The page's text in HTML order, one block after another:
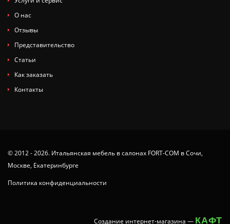
О нас
Отзывы
Представительство
Статьи
Как заказать
Контакты
© 2012 - 2026. Итальянская мебель в салонах FORT-COM в Сочи,
Москве, Екатеринбурге
Политика конфиденциальности
Создание интернет-магазина — КАФТ